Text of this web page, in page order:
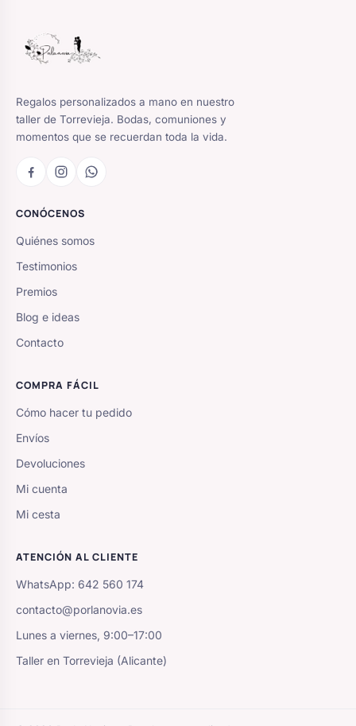
Regalos personalizados a mano en nuestro
taller de Torrevieja. Bodas, comuniones y
momentos que se recuerdan toda la vida.
CONÓCENOS
Quiénes somos
Testimonios
Premios
Blog e ideas
Contacto
COMPRA FÁCIL
Cómo hacer tu pedido
Envíos
Devoluciones
Mi cuenta
Mi cesta
ATENCIÓN AL CLIENTE
WhatsApp: 642 560 174
contacto@porlanovia.es
Lunes a viernes, 9:00–17:00
Taller en Torrevieja (Alicante)